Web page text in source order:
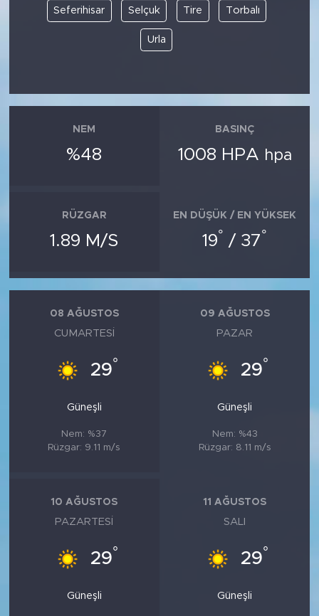
Seferihisar Selçuk Tire Torbalı
Urla
NEM
%48
BASINÇ
1008 HPA hpa
RÜZGAR
1.89 M/S
EN DÜŞÜK / EN YÜKSEK
19° / 37°
08 AĞUSTOS
CUMARTESI
29°
Güneşli
Nem: %37
Rüzgar: 9.11 m/s
09 AĞUSTOS
PAZAR
29°
Güneşli
Nem: %43
Rüzgar: 8.11 m/s
10 AĞUSTOS
PAZARTESI
29°
Güneşli
11 AĞUSTOS
SALI
29°
Güneşli